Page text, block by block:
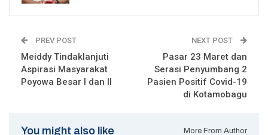
PREV POST
Meiddy Tindaklanjuti
Aspirasi Masyarakat
Poyowa Besar I dan II
NEXT POST
Pasar 23 Maret dan
Serasi Penyumbang 2
Pasien Positif Covid-19
di Kotamobagu
You might also like More From Author